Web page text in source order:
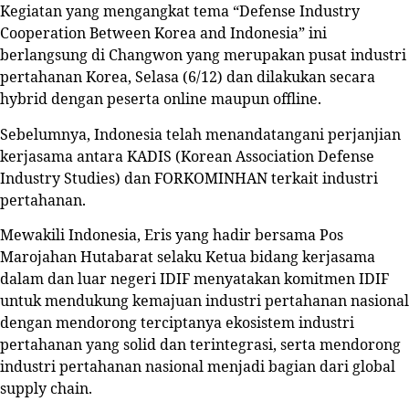
Kegiatan yang mengangkat tema “Defense Industry
Cooperation Between Korea and Indonesia” ini
berlangsung di Changwon yang merupakan pusat industri
pertahanan Korea, Selasa (6/12) dan dilakukan secara
hybrid dengan peserta online maupun offline.
Sebelumnya, Indonesia telah menandatangani perjanjian
kerjasama antara KADIS (Korean Association Defense
Industry Studies) dan FORKOMINHAN terkait industri
pertahanan.
Mewakili Indonesia, Eris yang hadir bersama Pos
Marojahan Hutabarat selaku Ketua bidang kerjasama
dalam dan luar negeri IDIF menyatakan komitmen IDIF
untuk mendukung kemajuan industri pertahanan nasional
dengan mendorong terciptanya ekosistem industri
pertahanan yang solid dan terintegrasi, serta mendorong
industri pertahanan nasional menjadi bagian dari global
supply chain.